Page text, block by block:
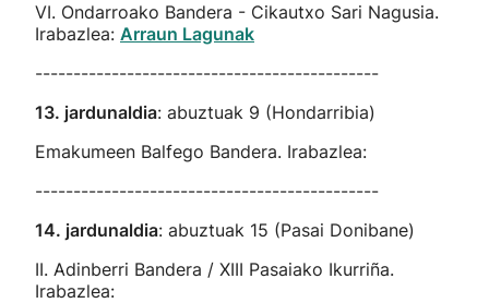
VI. Ondarroako Bandera - Cikautxo Sari Nagusia.
Irabazlea: Arraun Lagunak
---------------------------------------------
13. jardunaldia: abuztuak 9 (Hondarribia)
Emakumeen Balfego Bandera. Irabazlea:
---------------------------------------------
14. jardunaldia: abuztuak 15 (Pasai Donibane)
II. Adinberri Bandera / XIII Pasaiako Ikurriña.
Irabazlea: